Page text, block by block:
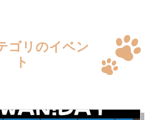
ゴリのイベン
ト